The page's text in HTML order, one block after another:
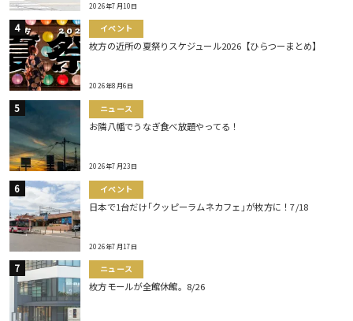
2026年7月10日
イベント
枚方の近所の夏祭りスケジュール2026【ひらつーまとめ】
2026年8月6日
ニュース
お隣八幡でうなぎ食べ放題やってる！
2026年7月23日
イベント
日本で1台だけ｢クッピーラムネカフェ｣が枚方に！7/18
2026年7月17日
ニュース
枚方モールが全館休館。8/26